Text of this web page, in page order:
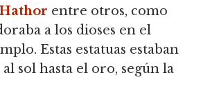
Hathor entre otros, como
a los dioses en el
Estas estatuas estaban
sol hasta el oro, según la